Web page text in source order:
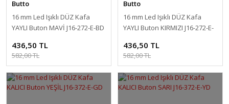
Butto
16 mm Led Işıklı DÜZ Kafa
YAYLI Buton MAVİ J16-272-E-BD
436,50 TL
582,00 TL
Butto
16 mm Led Işıklı DÜZ Kafa
YAYLI Buton KIRMIZI J16-272-E-
436,50 TL
582,00 TL